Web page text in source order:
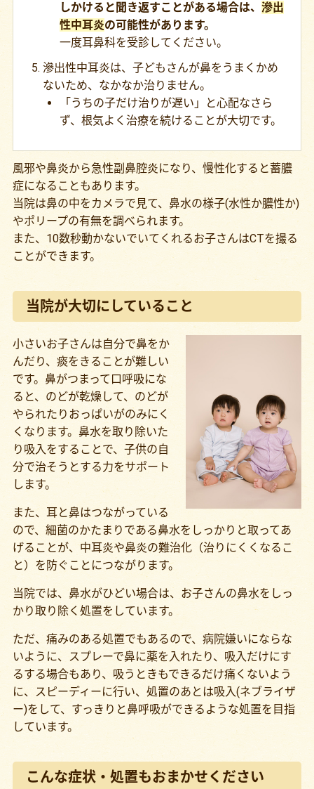
しかけると聞き返すことがある場合は、滲出
性中耳炎の可能性があります。
一度耳鼻科を受診してください。
滲出性中耳炎は、子どもさんが鼻をうまくかめ
ないため、なかなか治りません。
「うちの子だけ治りが遅い」と心配なさら
ず、根気よく治療を続けることが大切です。
風邪や鼻炎から急性副鼻腔炎になり、慢性化すると蓄膿
症になることもあります。
当院は鼻の中をカメラで見て、鼻水の様子(水性か膿性か)
やポリープの有無を調べられます。
また、10数秒動かないでいてくれるお子さんはCTを撮る
ことができます。
当院が大切にしていること
小さいお子さんは自分で鼻をか
んだり、痰をきることが難しい
です。鼻がつまって口呼吸にな
ると、のどが乾燥して、のどが
やられたりおっぱいがのみにく
くなります。鼻水を取り除いた
り吸入をすることで、子供の自
分で治そうとする力をサポート
します。
また、耳と鼻はつながっている
ので、細菌のかたまりである鼻水をしっかりと取ってあ
げることが、中耳炎や鼻炎の難治化（治りにくくなるこ
と）を防ぐことにつながります。
当院では、鼻水がひどい場合は、お子さんの鼻水をしっ
かり取り除く処置をしています。
ただ、痛みのある処置でもあるので、病院嫌いにならな
いように、スプレーで鼻に薬を入れたり、吸入だけにす
るする場合もあり、吸うときもできるだけ痛くないよう
に、スピーディーに行い、処置のあとは吸入(ネブライザ
ー)をして、すっきりと鼻呼吸ができるような処置を目指
しています。
こんな症状・処置もおまかせください